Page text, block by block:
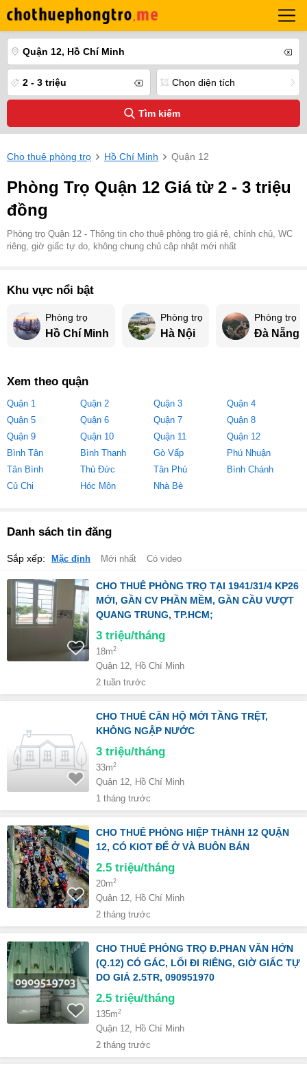
Quận 12, Hồ Chí Minh
2 - 3 triệu Chọn diện tích
Tìm kiếm
Cho thuê phòng trọ Hồ Chí Minh Quận 12
Phòng Trọ Quận 12 Giá từ 2 - 3 triệu
đồng
Phòng trọ Quận 12 - Thông tin cho thuê phòng trọ giá rẻ, chính chủ, WC
riêng, giờ giấc tự do, không chung chủ cập nhật mới nhất
Khu vực nổi bật
Phòng trọ
Hồ Chí Minh
Phòng trọ
Hà Nội
Phòng trọ
Đà Nẵng
Xem theo quận
Quận 1 Quận 2 Quận 3
Quận 4
Quận 5
Quận 6 Quận 7
Quận 8
Quận 9
Quận 10 Quận 11
Quận 12
Bình Tân
Bình Thạnh Gò Vấp
Phú Nhuận
Tân Bình
Thủ Đức Tân Phú
Bình Chánh
Củ Chi
Hóc Môn Nhà Bè
Danh sách tin đăng
Sắp xếp: Mặc định Mới nhất Có video
CHO THUÊ PHÒNG TRỌ TẠI 1941/31/4 KP26
MỚI, GẦN CV PHẦN MỀM, GẦN CẦU VƯỢT
QUANG TRUNG, TP.HCM;
3 triệu/tháng
18m2
Quận 12, Hồ Chí Minh
2 tuần trước
CHO THUÊ CĂN HỘ MỚI TẦNG TRỆT,
KHÔNG NGẬP NƯỚC
3 triệu/tháng
33m2
Quận 12, Hồ Chí Minh
1 tháng trước
CHO THUÊ PHÒNG HIỆP THÀNH 12 QUẬN
12, CÓ KIOT ĐỂ Ở VÀ BUÔN BÁN
2.5 triệu/tháng
20m2
Quận 12, Hồ Chí Minh
2 tháng trước
CHO THUÊ PHÒNG TRỌ Đ.PHAN VĂN HỚN
(Q.12) CÓ GÁC, LỐI ĐI RIÊNG, GIỜ GIẤC TỰ
DO GIÁ 2.5TR, 090951970
2.5 triệu/tháng
135m2
Quận 12, Hồ Chí Minh
2 tháng trước